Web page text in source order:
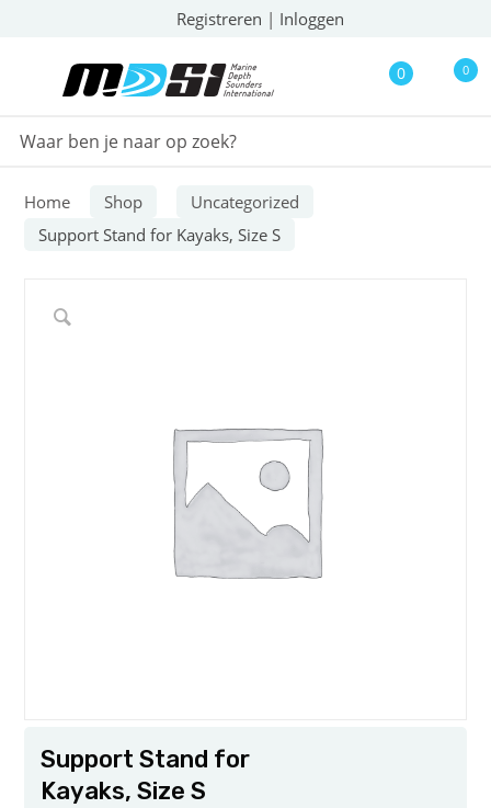
Registreren | Inloggen
0 0
Home Shop
Uncategorized
Support Stand for Kayaks, Size S
Support Stand for
Kayaks, Size S